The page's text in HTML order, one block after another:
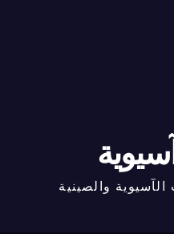
والصينية